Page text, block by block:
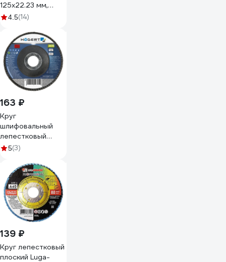
125x22.23 мм,
цирконий, P40
Н0160434 00-
00016181
4.5(14)
163 ₽
Круг
шлифовальный
лепестковый
(125x22.4 мм; G40)
TECHNIK HT8D051
5(3)
139 ₽
Круг лепестковый
плоский Luga-